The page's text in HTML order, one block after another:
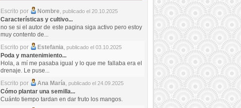
Escrito por Nombre, publicado el 20.10.2025
Características y cultivo...
no se si el autor de este pagina siga activo pero estoy
muy contento de...
Escrito por
Estefania, publicado el 03.10.2025
Poda y mantenimiento...
Hola, a mí me pasaba igual y lo que me fallaba era el
drenaje. Le puse...
Escrito por
Ana María, publicado el 24.09.2025
Cómo plantar una semilla...
Cuánto tiempo tardan en dar fruto los mangos.